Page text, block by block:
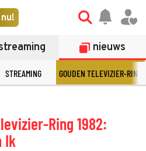
nieuws
STREAMING GOUDEN TELEVIZIER-RING
Ring 1982:
Ik